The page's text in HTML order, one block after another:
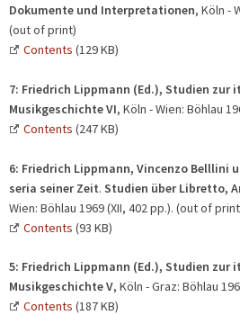
Dokumente und Interpretationen, Köln -
(out of print)
Contents (129 KB)
7: Friedrich Lippmann (Ed.), Studien zur
Musikgeschichte VI, Köln - Wien: Böhlau
Contents (247 KB)
6: Friedrich Lippmann, Vincenzo Belllini
seria seiner Zeit. Studien über Libretto,
Wien: Böhlau 1969 (XII, 402 pp.). (out of
Contents (93 KB)
5: Friedrich Lippmann (Ed.), Studien zur
Musikgeschichte V, Köln - Graz: Böhlau
Contents (187 KB)